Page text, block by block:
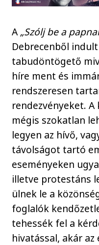
A„Szólj be a
Debrecenből
tabudöntögető
híre ment és
rendszeresen
rendezvényeket. A
mégis szokatlan
legyen az hívő,
távolságot tartó
eseményeken
illetve protestáns
ülnek le a
foglalók
tehessék fel a
hivatással, akár az